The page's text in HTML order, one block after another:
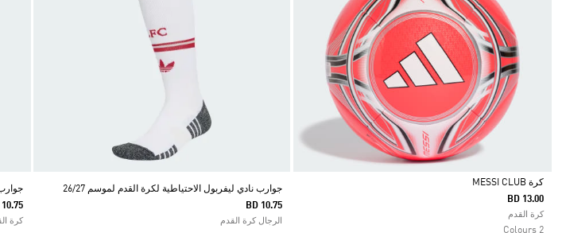
Selected
كرة MESSI CLUB
BD 13.00
كرة القدم
2 Colours
جوارب نادي ليفربول الاحتياطية لكرة القدم لموسم 26/27
BD 10.75
الرجال كرة القدم
جوارب
10.75
كرة